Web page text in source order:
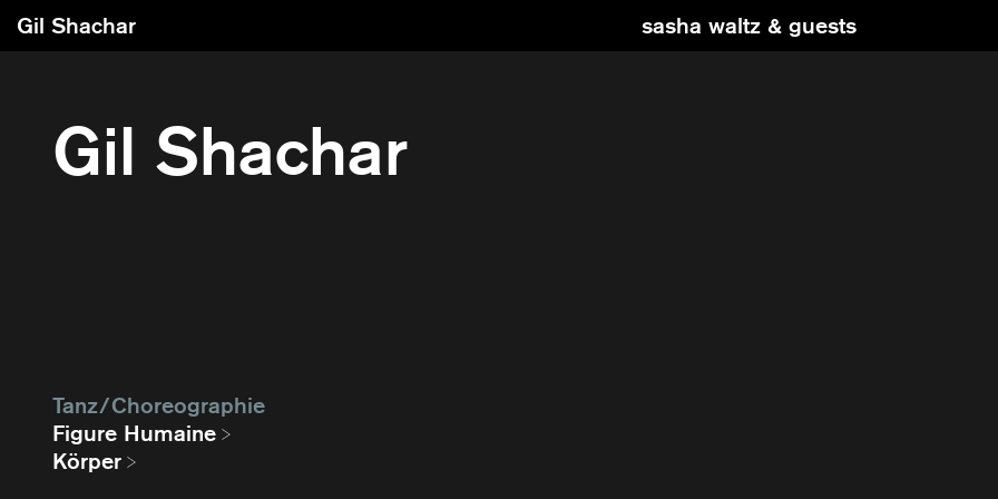
Gil Shachar sasha waltz & guests
Gil Shachar
Tanz / Choreographie
Figure Humaine
Körper